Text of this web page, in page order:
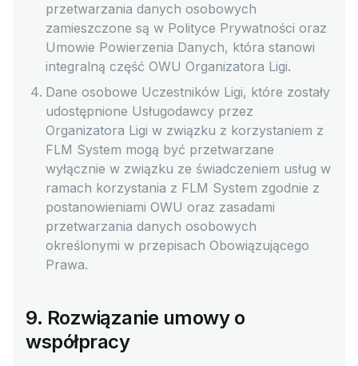
przetwarzania danych osobowych
zamieszczone są w Polityce Prywatności oraz
Umowie Powierzenia Danych, która stanowi
integralną część OWU Organizatora Ligi.
Dane osobowe Uczestników Ligi, które zostały
udostępnione Usługodawcy przez
Organizatora Ligi w związku z korzystaniem z
FLM System mogą być przetwarzane
wyłącznie w związku ze świadczeniem usług w
ramach korzystania z FLM System zgodnie z
postanowieniami OWU oraz zasadami
przetwarzania danych osobowych
określonymi w przepisach Obowiązującego
Prawa.
9. Rozwiązanie umowy o
współpracy